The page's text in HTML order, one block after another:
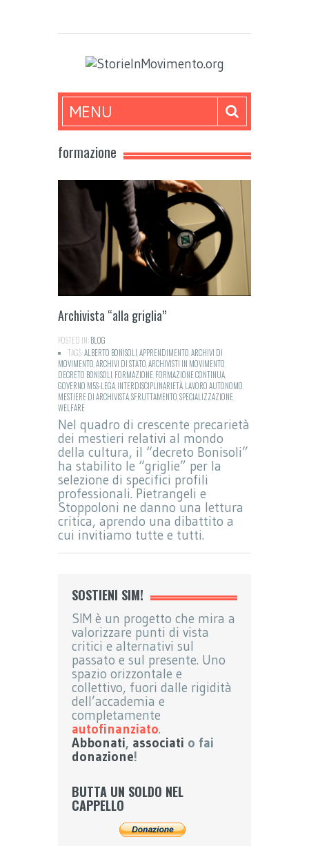
MENU
formazione
Archivista “alla griglia”
POSTED IN:BLOG
TAGS:ALBERTO BONISOLI APPRENDIMENTO ARCHIVI DI
MOVIMENTO ARCHIVI DI STATO ARCHIVISTI IN MOVIMENTO
DECRETO BONISOLI FORMAZIONE FORMAZIONE CONTINUA
GOVERNO M5S-LEGA INTERDISCIPLINARIETÀ LAVORO AUTONOMO
MESTIERE DI ARCHIVISTASFRUTTAMENTO SPECIALIZZAZIONE
WELFARE
Nel quadro di crescente precarietà
dei mestieri relativi al mondo
della cultura, il “decreto Bonisoli”
ha stabilito le “griglie” per la
selezione di specifici profili
professionali. Pietrangeli e
Stoppoloni ne danno una lettura
critica, aprendo una dibattito a
cui invitiamo tutte e tutti.
SOSTIENI SIM!
SIM è un progetto che mira a
valorizzare punti di vista
critici e alternativi sul
passato e sul presente. Uno
spazio orizzontale e
collettivo, fuori dalle rigidità
dell’accademia e
completamente
autofinanziato.
Abbonati, associati o fai
donazione!
BUTTA UN SOLDO NEL
CAPPELLO